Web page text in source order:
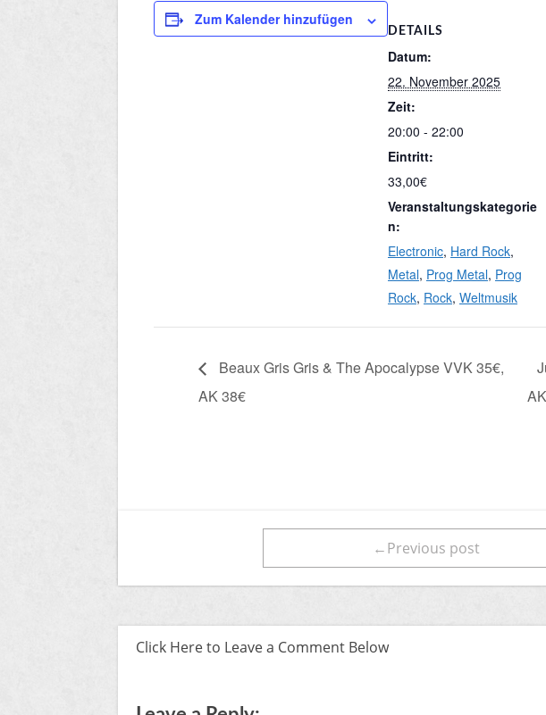
Zum Kalender hinzufügen
DETAILS
Datum:
22. November 2025
Zeit:
20:00 - 22:00
Eintritt:
33,00€
Veranstaltungskategorie
n:
Electronic, Hard Rock,
Metal, Prog Metal, Prog
Rock, Rock, Weltmusik
Beaux Gris Gris & The Apocalypse VVK 35€,
AK 38€
←Previous post
Click Here to Leave a Comment Below